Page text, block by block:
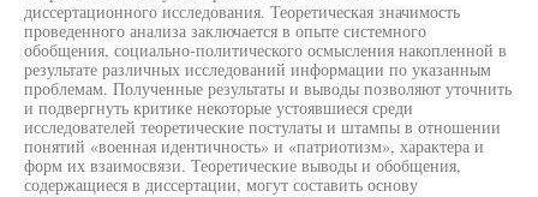
диссертационного исследования. Теоретическая значимость
проведенного анализа заключается в опыте системного
обобщения, социально-политического осмысления накопленной в
результате различных исследований информации по указанным
проблемам. Полученные результаты и выводы позволяют уточнить
и подвергнуть критике некоторые устоявшиеся среди
исследователей теоретические постулаты и штампы в отношении
понятий «военная идентичность» и «патриотизм», характера и
форм их взаимосвязи. Теоретические выводы и обобщения,
содержащиеся в диссертации, могут составить основу